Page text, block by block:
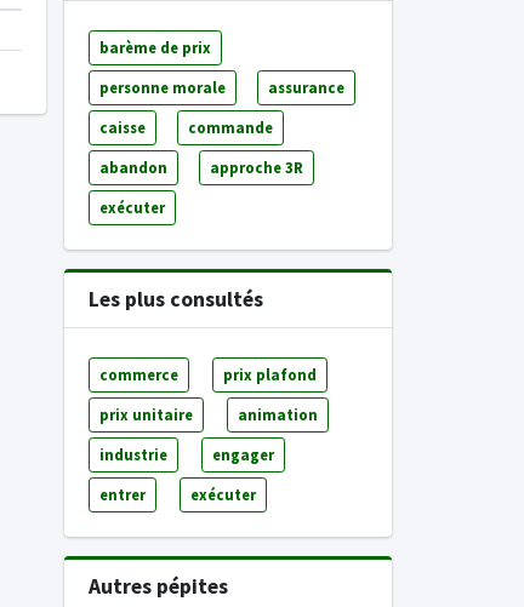
barème de prix
personne morale assurance
caisse commande
abandon approche 3R
exécuter
Les plus consultés
commerce prix plafond
prix unitaire animation
industrie engager
entrer exécuter
Autres pépites